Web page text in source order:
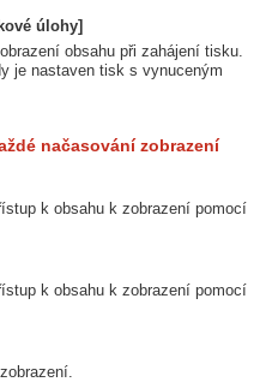
úlohy]
obsahu při zahájení tisku.
je nastaven tisk s vynuceným
načasování zobrazení
k obsahu k zobrazení pomocí
k obsahu k zobrazení pomocí